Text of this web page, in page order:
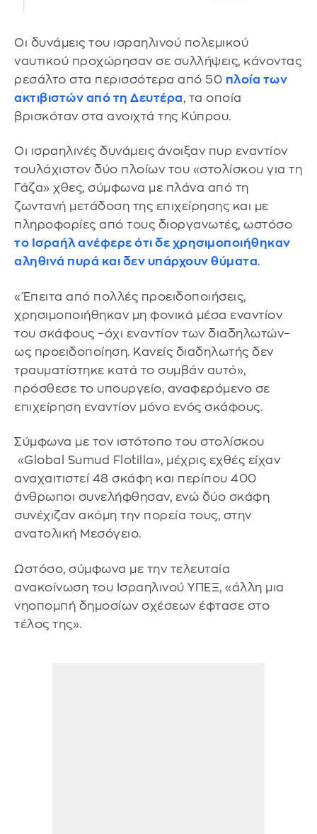
Οι δυνάμεις του ισραηλινού πολεμικού
ναυτικού προχώρησαν σε συλλήψεις, κάνοντας
ρεσάλτο στα περισσότερα από 50 πλοία των
ακτιβιστών από τη Δευτέρα, τα οποία
βρισκόταν στα ανοιχτά της Κύπρου.
Οι ισραηλινές δυνάμεις άνοιξαν πυρ εναντίον
τουλάχιστον δύο πλοίων του «στολίσκου για τη
Γάζα» χθες, σύμφωνα με πλάνα από τη
ζωντανή μετάδοση της επιχείρησης και με
πληροφορίες από τους διοργανωτές, ωστόσο
το Ισραήλ ανέφερε ότι δε χρησιμοποιήθηκαν
αληθινά πυρά και δεν υπάρχουν θύματα.
«Έπειτα από πολλές προειδοποιήσεις,
χρησιμοποιήθηκαν μη φονικά μέσα εναντίον
του σκάφους –όχι εναντίον των διαδηλωτών–
ως προειδοποίηση. Κανείς διαδηλωτής δεν
τραυματίστηκε κατά το συμβάν αυτό»,
πρόσθεσε το υπουργείο, αναφερόμενο σε
επιχείρηση εναντίον μόνο ενός σκάφους.
Σύμφωνα με τον ιστότοπο του στολίσκου
«Global Sumud Flotilla», μέχρις εχθές είχαν
αναχαιτιστεί 48 σκάφη και περίπου 400
άνθρωποι συνελήφθησαν, ενώ δύο σκάφη
συνέχιζαν ακόμη την πορεία τους, στην
ανατολική Μεσόγειο.
Ωστόσο, σύμφωνα με την τελευταία
ανακοίνωση του Ισραηλινού ΥΠΕΞ, «άλλη μια
νηοπομπή δημοσίων σχέσεων έφτασε στο
τέλος της».